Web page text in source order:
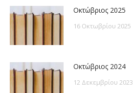
Οκτώβριος 2025
16 Οκτωβρίου 2025
Οκτώβριος 2024
12 Δεκεμβρίου 2023